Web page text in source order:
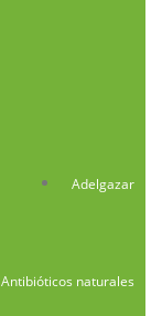
Adelgazar
Antibióticos naturales